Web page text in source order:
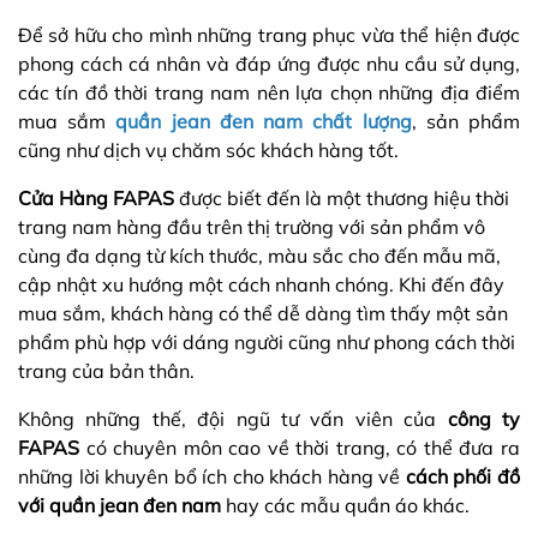
Để sở hữu cho mình những trang phục vừa thể hiện được
phong cách cá nhân và đáp ứng được nhu cầu sử dụng,
các tín đồ thời trang nam nên lựa chọn những địa điểm
mua sắm quần jean đen nam chất lượng, sản phẩm
cũng như dịch vụ chăm sóc khách hàng tốt.
Cửa Hàng FAPAS được biết đến là một thương hiệu thời
trang nam hàng đầu trên thị trường với sản phẩm vô
cùng đa dạng từ kích thước, màu sắc cho đến mẫu mã,
cập nhật xu hướng một cách nhanh chóng. Khi đến đây
mua sắm, khách hàng có thể dễ dàng tìm thấy một sản
phẩm phù hợp với dáng người cũng như phong cách thời
trang của bản thân.
Không những thế, đội ngũ tư vấn viên của công ty
FAPAS có chuyên môn cao về thời trang, có thể đưa ra
những lời khuyên bổ ích cho khách hàng về cách phối đồ
với quần jean đen nam hay các mẫu quần áo khác.